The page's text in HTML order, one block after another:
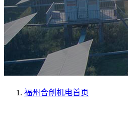
福州合创机电首页